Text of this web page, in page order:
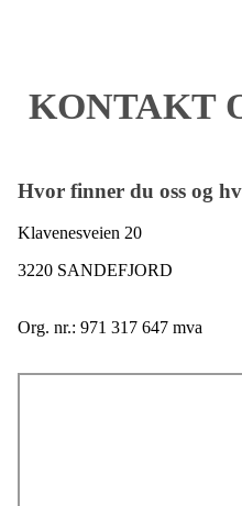
KONTAKT
Hvor finner du oss og
Klavenesveien 20
3220 SANDEFJORD
Org. nr.: 971 317 647 mva